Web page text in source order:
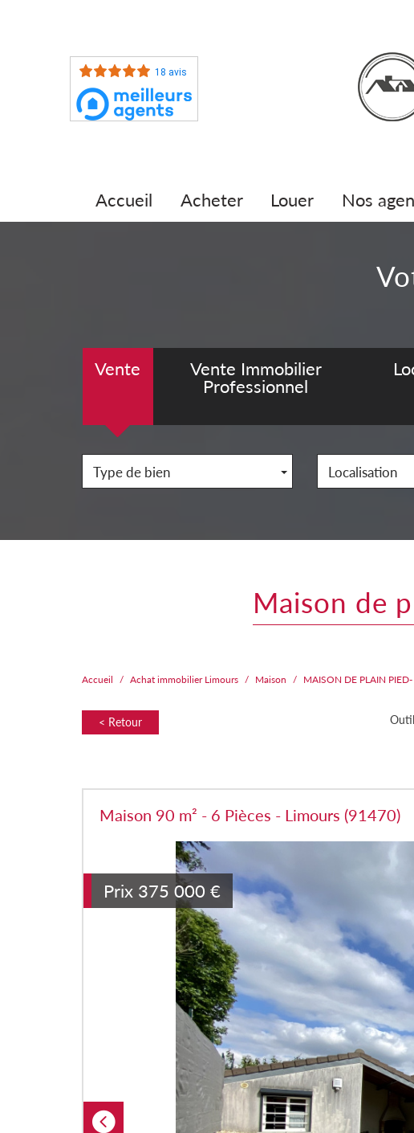
18 avis
accueil acheter louer nos
Vente
Vente Immobilier
Professionnel
Type de bien Localisation
maison
Accueil Achat immobilier Limours Maison MAISON DE PLAIN
< Retour
Maison 90 m² - 6 Pièces - Limours (91470)
Prix 375 000 €